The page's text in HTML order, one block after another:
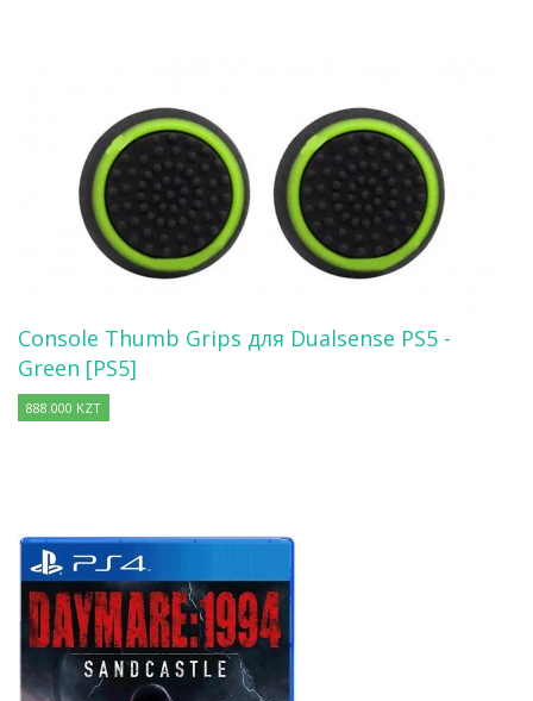
Console Thumb Grips для Dualsense PS5 -
Green [PS5]
888.000 KZT